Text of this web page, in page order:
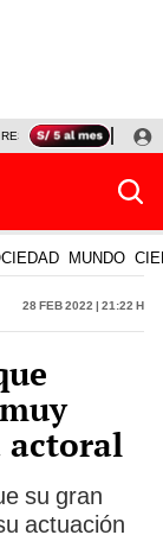
HOY
MUNDO
28 Feb 2022 | 21:22 h
actoral
su gran
actuación